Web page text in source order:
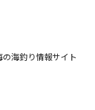
海釣り情報サイト